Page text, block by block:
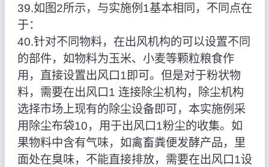
39.如图2所示，与实施例1基本相同，不同点在
于：
40.针对不同物料，在出风机构的可以设置不同
的部件，如物料为玉米、小麦等颗粒粮食作
用，直接设置出风口1即可。但是对于粉状物
料，需要在出风口1 连接除尘机构，除尘机构
选择市场上现有的除尘设备即可，本实施例采
用除尘布袋10，用于出风口1粉尘的收集。如
果物料中含有气味，如禽畜粪便发酵产品，里
面处在臭味，不能直接排放，需要在出风口1设